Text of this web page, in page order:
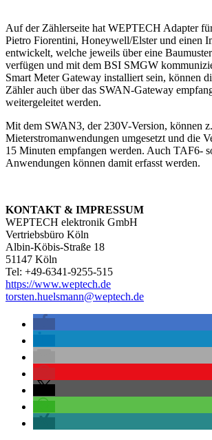
Auf der Zählerseite hat WEPTECH Adapter
Pietro Fiorentini, Honeywell/Elster und einen
entwickelt, welche jeweils über eine
verfügen und mit dem BSI SMGW
Smart Meter Gateway installiert sein, können
Zähler auch über das SWAN-Gateway
weitergeleitet werden.
Mit dem SWAN3, der 230V-Version, können
Mieterstromanwendungen umgesetzt und die
15 Minuten empfangen werden. Auch TAF6-
Anwendungen können damit erfasst werden.
KONTAKT & IMPRESSUM
WEPTECH elektronik GmbH
Vertriebsbüro Köln
Albin-Köbis-Straße 18
51147 Köln
Tel: +49-6341-9255-515
https://www.weptech.de
torsten.huelsmann@weptech.de